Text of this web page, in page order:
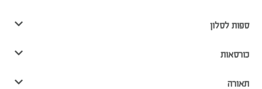
ספות לסלון
כורסאות
תאורה